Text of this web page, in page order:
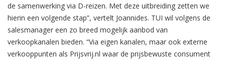
de samenwerking via D-reizen. Met deze uitbreiding zetten we
hierin een volgende stap”, vertelt Joannides. TUI wil volgens de
salesmanager een zo breed mogelijk aanbod van
verkoopkanalen bieden. “Via eigen kanalen, maar ook externe
verkooppunten als Prijsvrij.nl waar de prijsbewuste consument